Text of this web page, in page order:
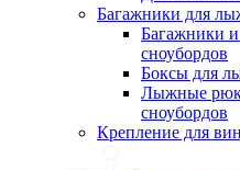
Багажники для
Багажники
сноубордов
Боксы для
Лыжные
сноубордов
Крепление для